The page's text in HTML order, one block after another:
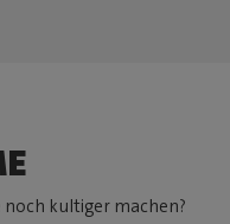
kultiger machen?